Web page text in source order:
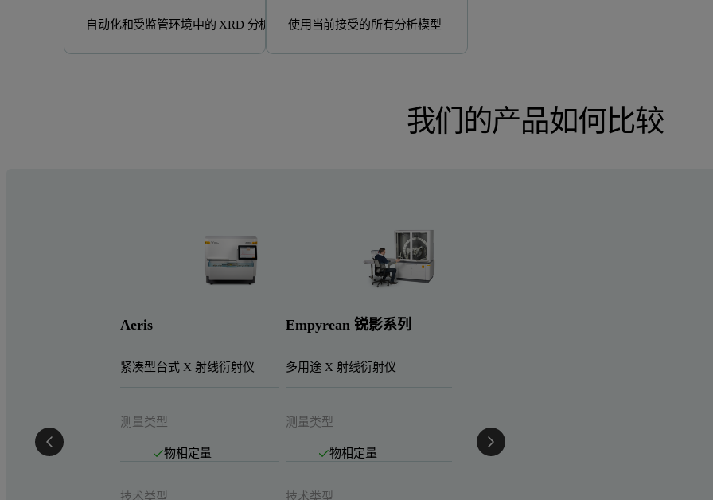
自动化和受监管环境中的 XRD 分析 使用当前接受的所有分析模型
我们的产品如何比较
Aeris
紧凑型台式 X 射线衍射仪
测量类型
物相定量
技术类型
Empyrean 锐影系列
多用途 X 射线衍射仪
测量类型
物相定量
技术类型